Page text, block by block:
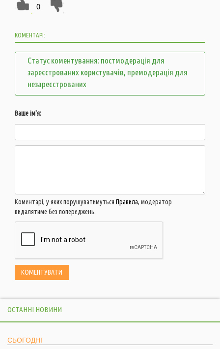
0
КОМЕНТАРІ:
Статус коментування: постмодерація для
зареєстрованих користувачів, премодерація для
незареєстрованих
Ваше ім'я:
Коментарі, у яких порушуватимуться Правила, модератор
видалятиме без попереджень.
ОСТАННІ НОВИНИ
СЬОГОДНІ